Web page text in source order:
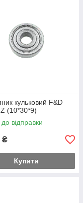
кульковий F&D
(10*30*9)
відправки
₴
Купити